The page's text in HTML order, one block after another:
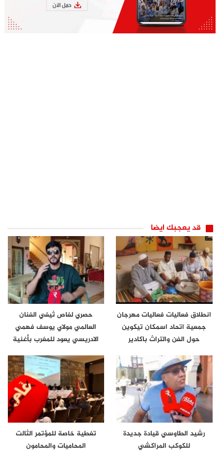
قد يعجبك ايضا
انطلاق فعاليات فعاليات مهرجان
جمعية اتحاد اسمكان تيكوين
حول الفن والتراث باكادير
حصري لفاص ثيفي الفنان
العالمي مولاي يوسف فهمي
الادريسي يعود للمغرب بأغنية
رشيد الطاوسي قيادة جديدة
للكوكب المراكشي
تغطية خاصة للمؤتمر الثالت
المحاميات والمحامون